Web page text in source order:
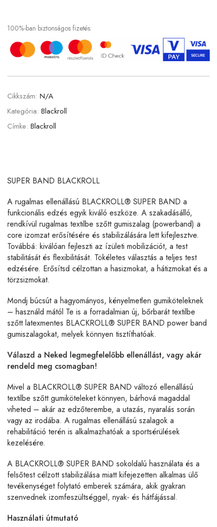
100%-ban biztonságos fizetés:
Cikkszám: N/A
Kategória: Blackroll
Címke: Blackroll
SUPER BAND BLACKROLL
A rugalmas ellenállású BLACKROLL® SUPER BAND a
funkcionális edzés egyik kiváló eszköze. A szakadásálló,
rendkívül rugalmas textilbe szőtt gumiszalag (powerband) a
core izomzat erősítésére és stabilizálására lett kifejlesztve.
Továbbá: kiválóan fejleszti az ízületi mobilizációt, a test
stabilitását és flexibilitását. Tökéletes választás a teljes test
edzésére. Erősítsd célzottan a hasizmokat, a hátizmokat és a
törzsizmokat.
Mondj búcsút a hagyományos, kényelmetlen gumiköteleknek
– használd mától Te is a forradalmian új, bőrbarát textilbe
szőtt latexmentes BLACKROLL® SUPER BAND power band
gumiszalagokat, melyek könnyen tisztíthatóak.
Válaszd a Neked legmegfelelőbb ellenállást, vagy akár
rendeld meg csomagban!
Mivel a BLACKROLL® SUPER BAND változó ellenállású
textilbe szőtt gumiköteleket könnyen, bárhová magaddal
viheted – akár az edzőterembe, a utazás, nyaralás során
vagy az irodába. A rugalmas ellenállású szalagok a
rehabilitáció terén is alkalmazhatóak a sportsérülések
kezelésére.
A BLACKROLL® SUPER BAND sokoldalú használata és a
felsőtest célzott stabilizálása miatt kifejezetten alkalmas ülő
tevékenységet folytató emberek számára, akik gyakran
szenvednek izomfeszültséggel, nyak- és hátfájással.
Használati útmutató